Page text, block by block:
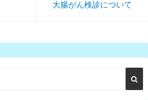
大腸がん検診について